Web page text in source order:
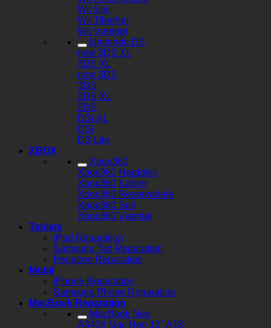
Wii Spil
Wii Tilbehør
Wii Værktøj
Nintendo DS
new 3DS XL
3DS XL
new 3DS
3DS
2DS XL
2DS
DSi XL
DSi
DS Lite
XBOX
Xbox360
Xbox360 Harddisk
Xbox360 Kabler
Xbox360 Reservedele
Xbox360 Spil
Xbox360 Værktøj
Tablets
iPad Reparation
Samsung Tab Reparation
Pegatron Reparation
Mobil
iPhone Reparation
Samsung Phone Reparation
MacBook Reparation
MacBook Neo
A3404 Mac Neo 13" A18